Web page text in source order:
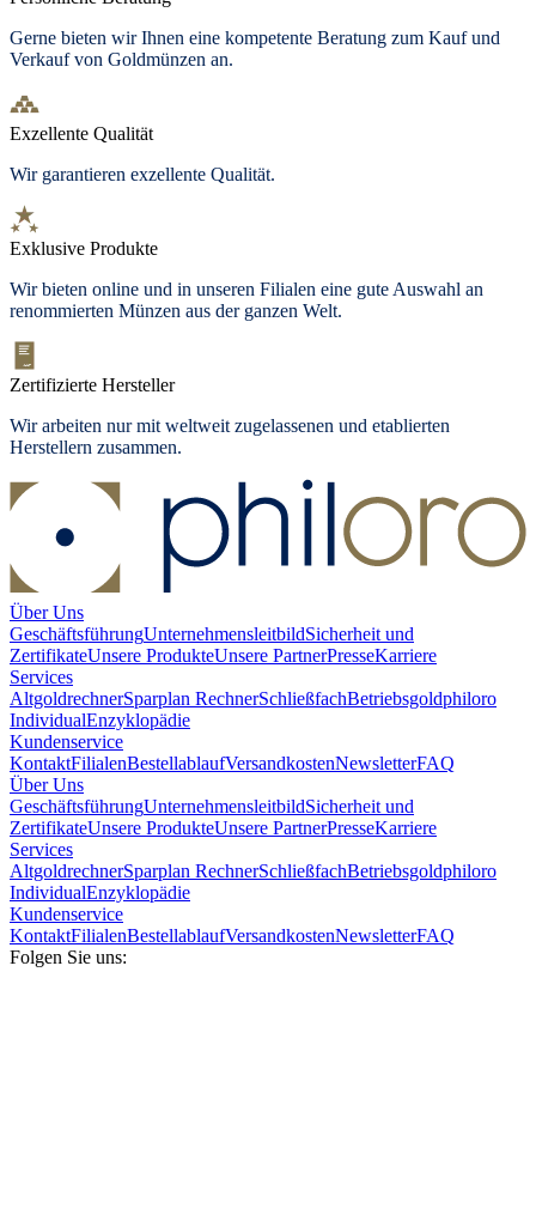
Gerne bieten wir Ihnen eine kompetente Beratung zum Kauf und
Verkauf von Goldmünzen an.
Exzellente Qualität
Wir garantieren exzellente Qualität.
Exklusive Produkte
Wir bieten online und in unseren Filialen eine gute Auswahl an
renommierten Münzen aus der ganzen Welt.
Zertifizierte Hersteller
Wir arbeiten nur mit weltweit zugelassenen und etablierten
Herstellern zusammen.
Über Uns
GeschäftsführungUnternehmensleitbildSicherheit und
ZertifikateUnsere ProdukteUnsere PartnerPresseKarriere
Services
AltgoldrechnerSparplan RechnerSchließfachBetriebsgoldphiloro
IndividualEnzyklopädie
Kundenservice
KontaktFilialenBestellablaufVersandkostenNewsletterFAQ
Über Uns
GeschäftsführungUnternehmensleitbildSicherheit und
ZertifikateUnsere ProdukteUnsere PartnerPresseKarriere
Services
AltgoldrechnerSparplan RechnerSchließfachBetriebsgoldphiloro
IndividualEnzyklopädie
Kundenservice
KontaktFilialenBestellablaufVersandkostenNewsletterFAQ
Folgen Sie uns: